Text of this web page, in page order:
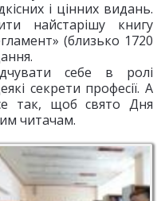
і цінних видань.
найстарішу книгу
(близько 1720
себе в ролі
секрети професії. А
так, щоб свято Дня
читачам.